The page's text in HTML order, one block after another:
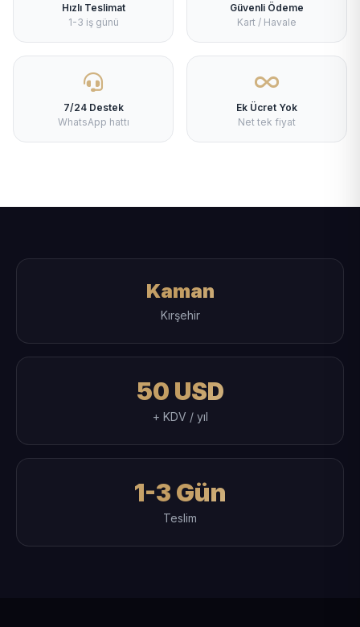
Hızlı Teslimat
1-3 iş günü
Güvenli Ödeme
Kart / Havale
7/24 Destek
WhatsApp hattı
Ek Ücret Yok
Net tek fiyat
Kaman
Kırşehir
50 USD
+ KDV / yıl
1-3 Gün
Teslim